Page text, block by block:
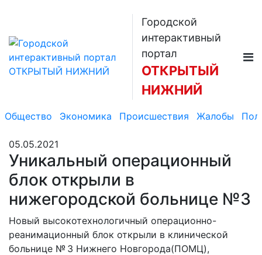
Городской
интерактивный
портал
ОТКРЫТЫЙ
НИЖНИЙ
Общество Экономика Происшествия Жалобы
05.05.2021
Уникальный операционный
блок открыли в
нижегородской больнице №3
Новый высокотехнологичный операционно-
реанимационный блок открыли в клинической
больнице № 3 Нижнего Новгорода(ПОМЦ),